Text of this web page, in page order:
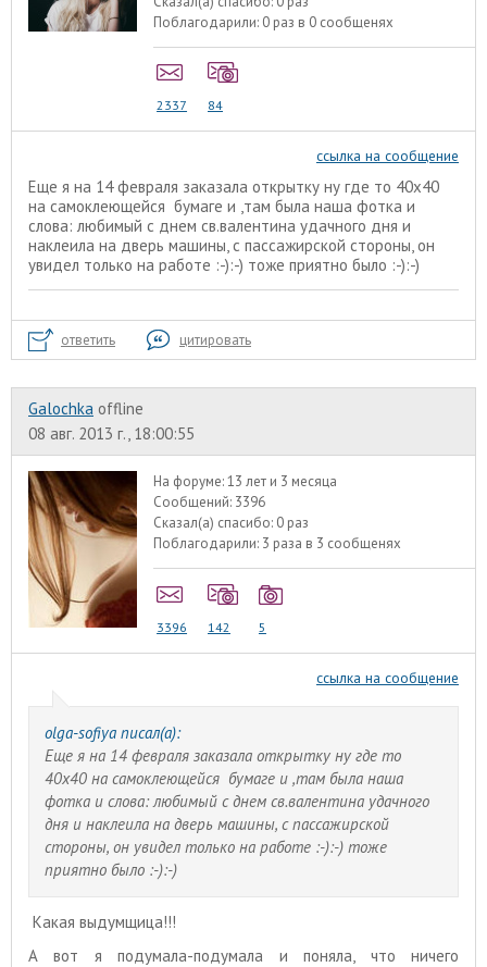
Поблагодарили: 0 раз в 0 сообщенях
2337 84
ссылка на сообщение
Еще я на 14 февраля заказала открытку ну где то 40х40
на самоклеющейся бумаге и ,там была наша фотка и
слова: любимый с днем св.валентина удачного дня и
наклеила на дверь машины, с пассажирской стороны, он
увидел только на работе :-):-) тоже приятно было :-):-)
ответить цитировать
Galochka offline
08 авг. 2013 г., 18:00:55
На форуме:13 лет и 3 месяца
Сообщений: 3396
Сказал(а) спасибо: 0 раз
Поблагодарили: 3 раза в 3 сообщенях
3396 142 5
ссылка на сообщение
olga-sofiya писал(а):
Еще я на 14 февраля заказала открытку ну где то
40х40 на самоклеющейся бумаге и ,там была наша
фотка и слова: любимый с днем св.валентина удачного
дня и наклеила на дверь машины, с пассажирской
стороны, он увидел только на работе :-):-) тоже
приятно было :-):-)
Какая выдумщица!!!
А вот я подумала-подумала и поняла, что ничего